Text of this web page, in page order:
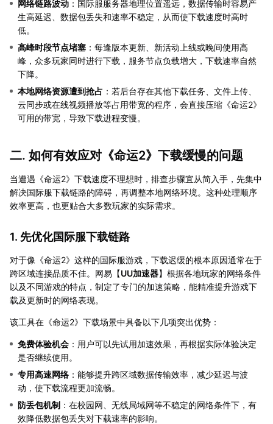
网络链路波动 ：国际服服务器地理位置遥远，数据传输时容易产
生高延迟、数据包丢失和速率不稳定，从而使下载速度时高时
低。
高峰时段节点堵塞 ：每逢版本更新、新活动上线或晚间使用高
峰，众多玩家同时进行下载，服务节点负载增大，下载速率自然
下降。
本地网络资源遭到抢占 ：若后台存在其他下载任务、文件上传、
云同步或在线视频播放等占用带宽的程序，会直接压缩《命运2》
可用的带宽，导致下载进程变慢。
二. 如何有效应对《命运2》下载缓慢的问题
当遭遇《命运2》下载速度不理想时，排查步骤宜从简入手，先集中
解决国际服下载链路的障碍，再调整本地网络环境。这种处理顺序
效率更高，也更贴合大多数玩家的实际需求。
1. 先优化国际服下载链路
对于像《命运2》这样的国际服游戏，下载迟缓的根本原因通常在于
跨区域连接品质不佳。网易【UU加速器】根据各地玩家的网络条件
以及不同游戏的特点，制定了专门的加速策略，能精准提升游戏下
载及更新时的网络表现。
该工具在《命运2》下载场景中具备以下几项突出优势：
免费体验机会 ：用户可以先试用加速效果，再根据实际体验决定
是否继续使用。
专用高速网络 ：能够提升跨区域数据传输效率，减少延迟与波
动，使下载流程更加流畅。
防丢包机制 ：在校园网、无线局域网等不稳定的网络条件下，有
效降低数据包丢失对下载速率的影响。